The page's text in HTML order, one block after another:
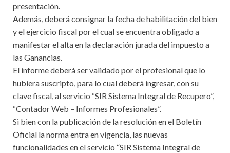
presentación.
Además, deberá consignar la fecha de habilitación del bien
y el ejercicio fiscal por el cual se encuentra obligado a
manifestar el alta en la declaración jurada del impuesto a
las Ganancias.
El informe deberá ser validado por el profesional que lo
hubiera suscripto, para lo cual deberá ingresar, con su
clave fiscal, al servicio “SIR Sistema Integral de Recupero”,
“Contador Web – Informes Profesionales”.
Si bien con la publicación de la resolución en el Boletín
Oficial la norma entra en vigencia, las nuevas
funcionalidades en el servicio “SIR Sistema Integral de